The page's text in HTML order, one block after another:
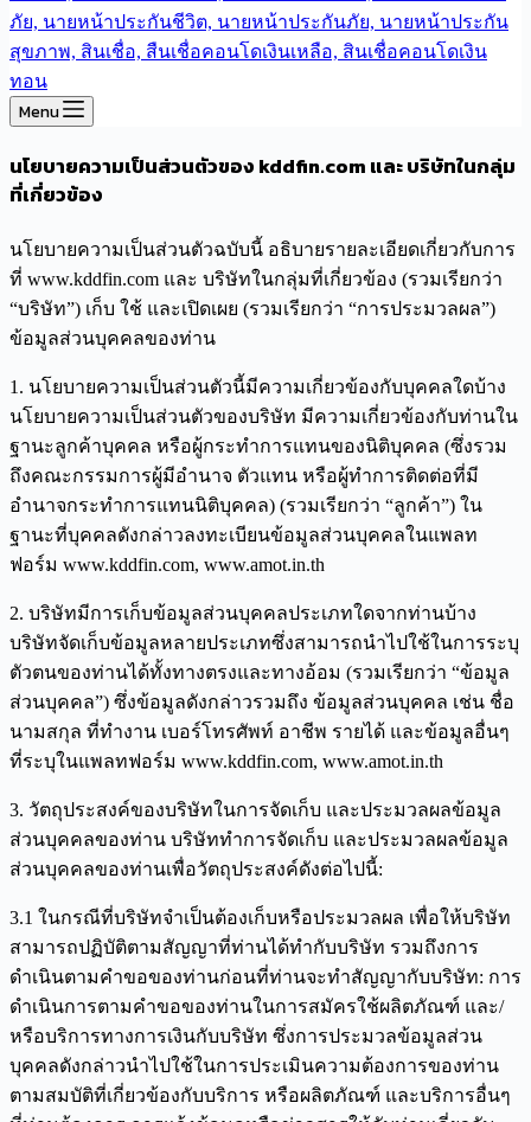
Menu
นโยบายความเป็นส่วนตัวของ kddfin.com และ บริษัทในกลุ่ม
ที่เกี่ยวข้อง
นโยบายความเป็นส่วนตัวฉบับนี้ อธิบายรายละเอียดเกี่ยวกับการ
ที่ www.kddfin.com และ บริษัทในกลุ่มที่เกี่ยวข้อง (รวมเรียกว่า
“บริษัท”) เก็บ ใช้ และเปิดเผย (รวมเรียกว่า “การประมวลผล”)
ข้อมูลส่วนบุคคลของท่าน
1. นโยบายความเป็นส่วนตัวนี้มีความเกี่ยวข้องกับบุคคลใดบ้าง
นโยบายความเป็นส่วนตัวของบริษัท มีความเกี่ยวข้องกับท่านใน
ฐานะลูกค้าบุคคล หรือผู้กระทำการแทนของนิติบุคคล (ซึ่งรวม
ถึงคณะกรรมการผู้มีอำนาจ ตัวแทน หรือผู้ทำการติดต่อที่มี
อำนาจกระทำการแทนนิติบุคคล) (รวมเรียกว่า “ลูกค้า”) ใน
ฐานะที่บุคคลดังกล่าวลงทะเบียนข้อมูลส่วนบุคคลในแพลท
ฟอร์ม www.kddfin.com, www.amot.in.th
2. บริษัทมีการเก็บข้อมูลส่วนบุคคลประเภทใดจากท่านบ้าง
บริษัทจัดเก็บข้อมูลหลายประเภทซึ่งสามารถนำไปใช้ในการระบุ
ตัวตนของท่านได้ทั้งทางตรงและทางอ้อม (รวมเรียกว่า “ข้อมูล
ส่วนบุคคล”) ซึ่งข้อมูลดังกล่าวรวมถึง ข้อมูลส่วนบุคคล เช่น ชื่อ
นามสกุล ที่ทำงาน เบอร์โทรศัพท์ อาชีพ รายได้ และข้อมูลอื่นๆ
ที่ระบุในแพลทฟอร์ม www.kddfin.com, www.amot.in.th
3. วัตถุประสงค์ของบริษัทในการจัดเก็บ และประมวลผลข้อมูล
ส่วนบุคคลของท่าน บริษัททำการจัดเก็บ และประมวลผลข้อมูล
ส่วนบุคคลของท่านเพื่อวัตถุประสงค์ดังต่อไปนี้:
3.1 ในกรณีที่บริษัทจำเป็นต้องเก็บหรือประมวลผล เพื่อให้บริษัท
สามารถปฏิบัติตามสัญญาที่ท่านได้ทำกับบริษัท รวมถึงการ
ดำเนินตามคำขอของท่านก่อนที่ท่านจะทำสัญญากับบริษัท: การ
ดำเนินการตามคำขอของท่านในการสมัครใช้ผลิตภัณฑ์ และ/
หรือบริการทางการเงินกับบริษัท ซึ่งการประมวลข้อมูลส่วน
บุคคลดังกล่าวนำไปใช้ในการประเมินความต้องการของท่าน
ตามสมบัติที่เกี่ยวข้องกับบริการ หรือผลิตภัณฑ์ และบริการอื่นๆ